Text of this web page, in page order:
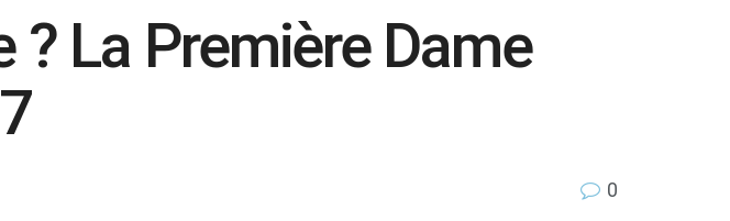
La Première Dame
0